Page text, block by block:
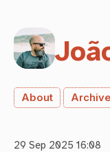
About Archive
29 Sep 2025 16:08